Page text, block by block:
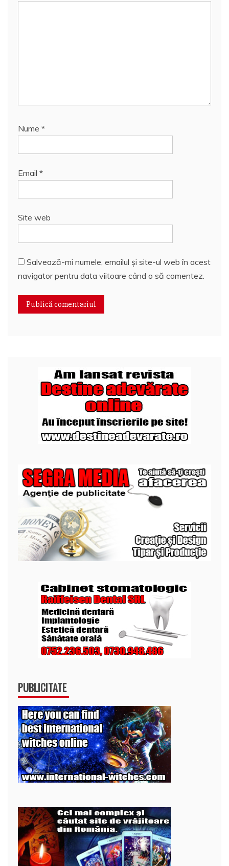
Nume *
Email *
Site web
Salvează-mi numele, emailul și site-ul web în acest
navigator pentru data viitoare când o să comentez.
PUBLICITATE